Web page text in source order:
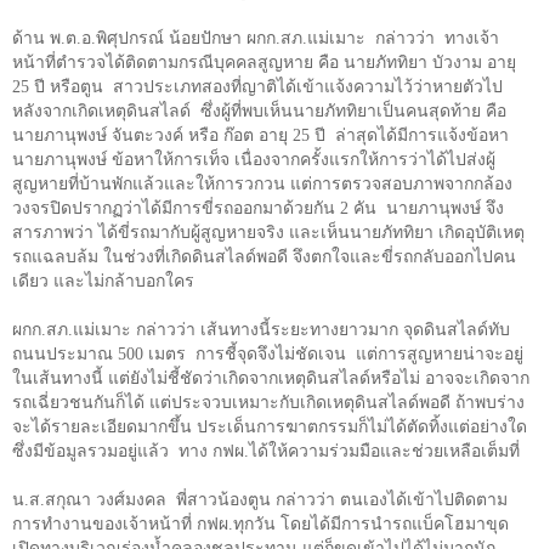
ด้าน พ.ต.อ.พิศุปกรณ์ น้อยปักษา ผกก.สภ.แม่เมาะ กล่าวว่า ทางเจ้า
หน้าที่ตำรวจได้ติดตามกรณีบุคคลสูญหาย คือ นายภัททิยา บัวงาม อายุ
25 ปี หรือตูน
สาวประเภทสองที่ญาติได้เข้าแจ้งความไว้ว่าหายตัวไป
หลังจากเกิดเหตุดินสไลด์ ซึ่งผู้ที่พบเห็นนายภัททิยาเป็นคนสุดท้าย คือ
นายภานุพงษ์ จันตะวงค์ หรือ ก๊อต อายุ 25 ปี
ล่าสุดได้มีการแจ้งข้อหา
นายภานุพงษ์ ข้อหาให้การเท็จ เนื่องจากครั้งแรกให้การว่าได้ไปส่งผู้
สูญหายที่บ้านพักแล้วและให้การวกวน แต่การตรวจสอบภาพจากกล้อง
วงจรปิดปรากฏว่าได้มีการขี่รถออกมาด้วยกัน 2 คัน นายภานุพงษ์ จึง
สารภาพว่า ได้ขี่รถมากับผู้สูญหายจริง และเห็นนายภัททิยา เกิดอุบัติเหตุ
รถแฉลบล้ม ในช่วงที่เกิดดินสไลด์พอดี จึงตกใจและขี่รถกลับออกไปคน
เดียว และไม่กล้าบอกใคร
ผกก.สภ.แม่เมาะ กล่าวว่า เส้นทางนี้ระยะทางยาวมาก จุดดินสไลด์ทับ
ถนนประมาณ 500 เมตร การชี้จุดจึงไม่ชัดเจน
แต่การสูญหายน่าจะอยู่
ในเส้นทางนี้ แต่ยังไม่ชี้ชัดว่าเกิดจากเหตุดินสไลด์หรือไม่ อาจจะเกิดจาก
รถเฉี่ยวชนกันก็ได้ แต่ประจวบเหมาะกับเกิดเหตุดินสไลด์พอดี ถ้าพบร่าง
จะได้รายละเอียดมากขึ้น ประเด็นการฆาตกรรมก็ไม่ได้ตัดทิ้งแต่อย่างใด
ซึ่งมีข้อมูลรวมอยู่แล้ว ทาง กฟผ.ได้ให้ความร่วมมือและช่วยเหลือเต็มที่
น.ส.สกุณา วงศ์มงคล พี่สาวน้องตูน กล่าวว่า ตนเองได้เข้าไปติดตาม
การทำงานของเจ้าหน้าที่ กฟผ.ทุกวัน โดยได้มีการนำรถแบ็คโฮมาขุด